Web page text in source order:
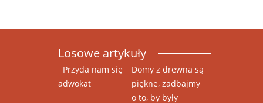
Losowe artykuły
Przyda nam się
adwokat
Domy z drewna są
piękne, zadbajmy
o to, by były